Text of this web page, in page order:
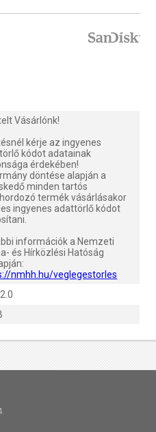
Vásárlónk!
kérje az ingyenes
kódot adatainak
érdekében!
döntése alapján a
minden tartós
termék vásárlásakor
ingyenes adattörlő kódot
információk a Nemzeti
és Hírközlési Hatóság
nmhh.hu/veglegestorles